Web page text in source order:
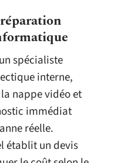
spécialiste
interne,
nappe vidéo et
immédiat
réelle.
établit un devis